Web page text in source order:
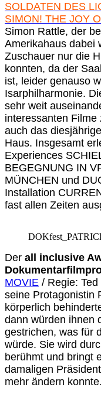
SOLDATEN DES
SIMON! THE JOY
Simon Rattle, der
Amerikahaus dabei
Zuschauer nur die
konnten, da der
ist, leider genauso
Isarphilharmonie.
sehr weit
interessanten
auch das diesjährige
Haus. Insgesamt
Experiences
BEGEGNUNG IN
MÜNCHEN und
Installation
fast allen Zeiten
Der all inclusive
MOVIE / Regie:
seine Protagonistin
körperlich
dann würden ihnen
gestrichen, was für
würde. Sie wird
berühmt und bringt
damaligen
mehr ändern konnte.